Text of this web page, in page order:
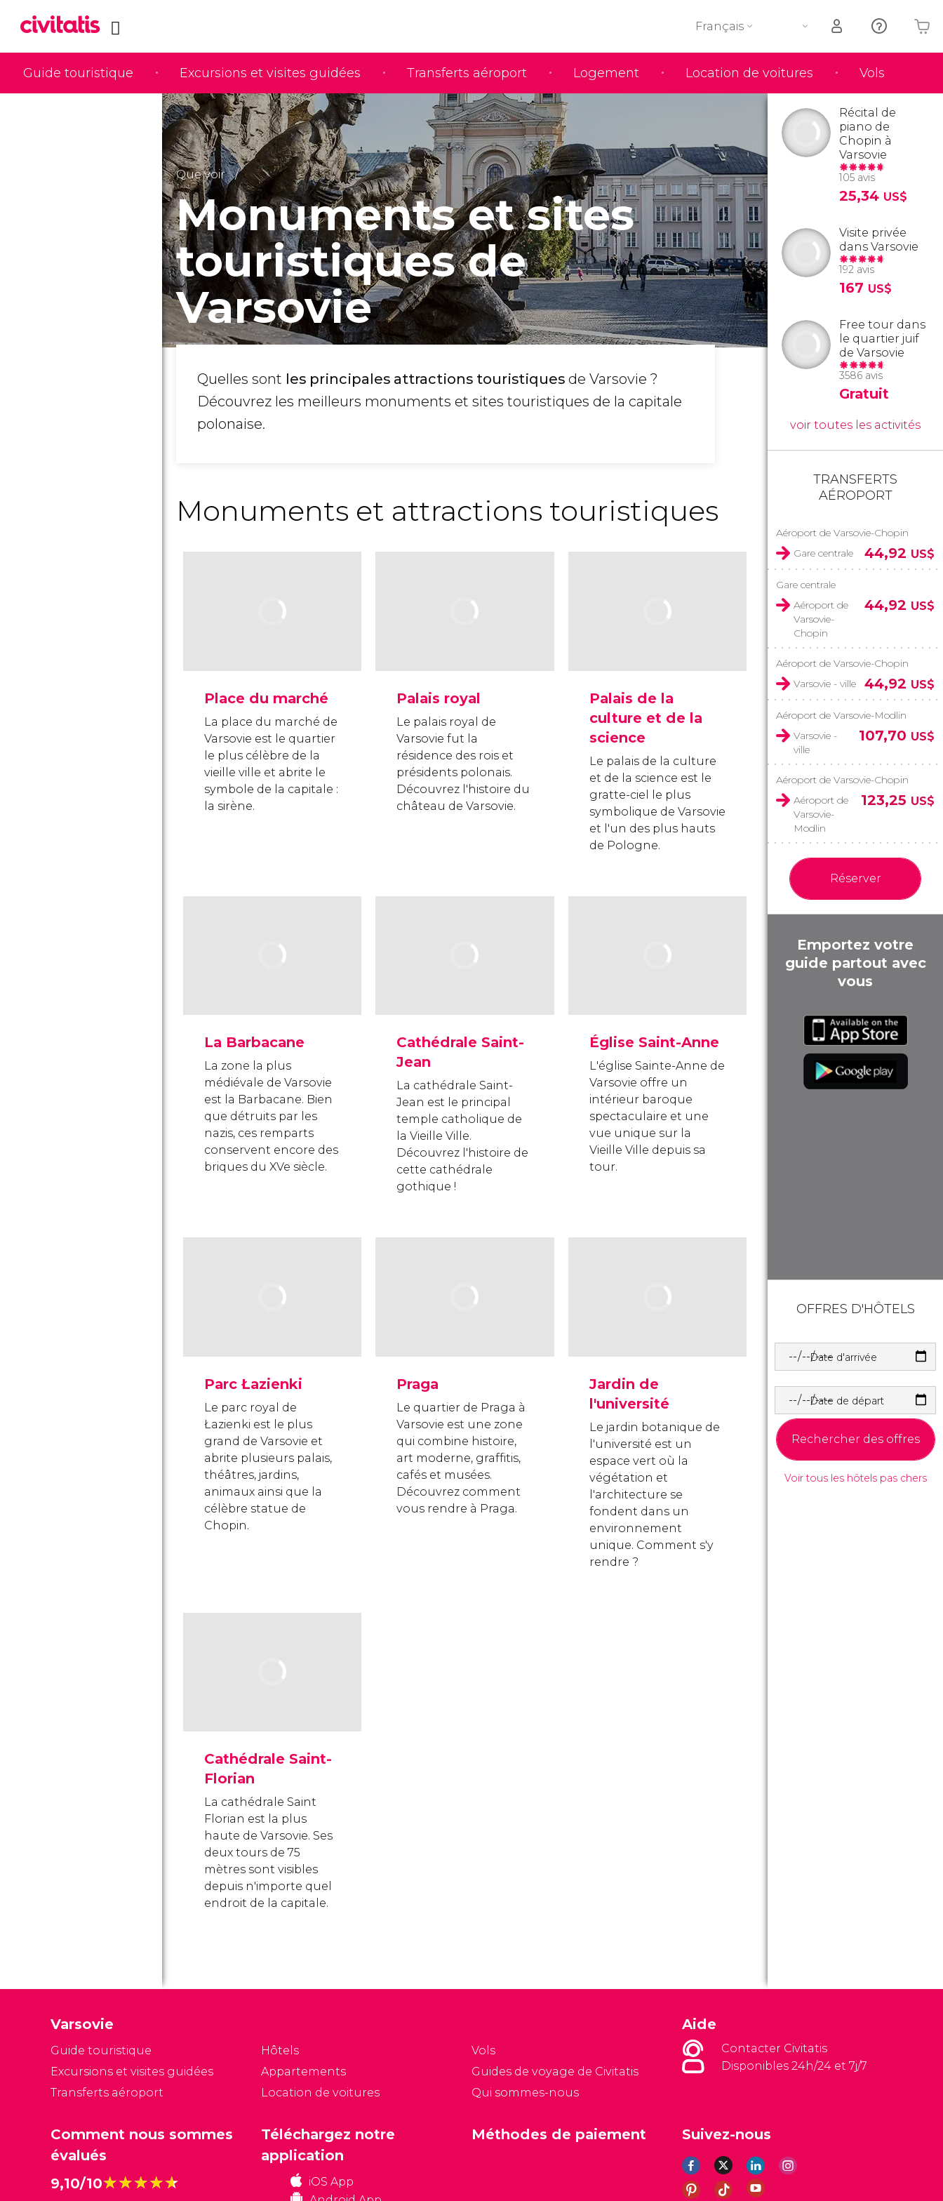
Guide touristique Excursions et visites guidées Transferts aéroport Logement Location de voitures Vols
Français
Votre panier est vide
Que voir
Monuments et sites
touristiques de
Varsovie
Quelles sont les principales attractions touristiques de Varsovie ?
Découvrez les meilleurs monuments et sites touristiques de la capitale
polonaise.
Monuments et attractions touristiques
Place du marché
La place du marché de
Varsovie est le quartier
le plus célèbre de la
vieille ville et abrite le
symbole de la capitale :
la sirène.
Palais royal
Le palais royal de
Varsovie fut la
résidence des rois et
présidents polonais.
Découvrez l'histoire du
château de Varsovie.
Palais de la
culture et de la
science
Le palais de la culture
et de la science est le
gratte-ciel le plus
symbolique de Varsovie
et l'un des plus hauts
de Pologne.
La Barbacane
La zone la plus
médiévale de Varsovie
est la Barbacane. Bien
que détruits par les
nazis, ces remparts
conservent encore des
briques du XVe siècle.
Cathédrale Saint-
Jean
La cathédrale Saint-
Jean est le principal
temple catholique de
la Vieille Ville.
Découvrez l'histoire de
cette cathédrale
gothique !
Église Saint-Anne
L'église Sainte-Anne de
Varsovie offre un
intérieur baroque
spectaculaire et une
vue unique sur la
Vieille Ville depuis sa
tour.
Parc Łazienki
Le parc royal de
Łazienki est le plus
grand de Varsovie et
abrite plusieurs palais,
théâtres, jardins,
animaux ainsi que la
célèbre statue de
Chopin.
Praga
Le quartier de Praga à
Varsovie est une zone
qui combine histoire,
art moderne, graffitis,
cafés et musées.
Découvrez comment
vous rendre à Praga.
Jardin de
l'université
Le jardin botanique de
l'université est un
espace vert où la
végétation et
l'architecture se
fondent dans un
environnement
unique. Comment s'y
rendre ?
Cathédrale Saint-
Florian
La cathédrale Saint
Florian est la plus
haute de Varsovie. Ses
deux tours de 75
mètres sont visibles
depuis n'importe quel
endroit de la capitale.
Récital de
piano de
Chopin à
Varsovie
105 avis
25,34 US$
Visite privée
dans Varsovie
192 avis
167 US$
Free tour dans
le quartier juif
de Varsovie
3586 avis
Gratuit
voir toutes les activités
TRANSFERTS
AÉROPORT
Aéroport de Varsovie-Chopin
Gare centrale
44,92 US$
Gare centrale
Aéroport de
Varsovie-
Chopin
44,92 US$
Aéroport de Varsovie-Chopin
Varsovie - ville
44,92 US$
Aéroport de Varsovie-Modlin
Varsovie -
ville
107,70 US$
Aéroport de Varsovie-Chopin
Aéroport de
Varsovie-
Modlin
123,25 US$
Réserver
Emportez votre
guide partout avec
vous
OFFRES D'HÔTELS
Date d'arrivée
Date de départ
Rechercher des offres
Voir tous les hôtels pas chers
Varsovie
Guide touristique
Excursions et visites guidées
Transferts aéroport
Hôtels
Appartements
Location de voitures
Vols
Guides de voyage de Civitatis
Qui sommes-nous
Aide
Contacter Civitatis
Disponibles 24h/24 et 7j/7
Comment nous sommes
évalués
9,10/10★★★★★
★★★★★
Suivez-nous
Téléchargez notre
application
iOS App
Méthodes de paiement